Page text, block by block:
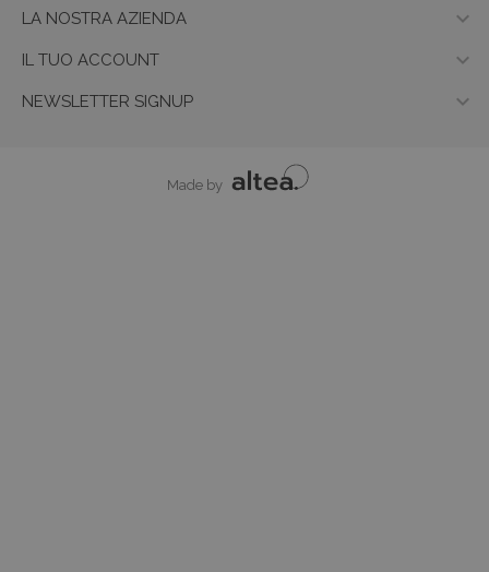
LA NOSTRA AZIENDA 
IL TUO ACCOUNT 
NEWSLETTER SIGNUP 
Made by